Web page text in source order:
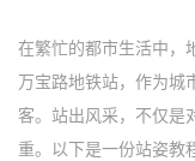
在繁忙的都市生活中，
万宝路地铁站，作为城
客。站出风采，不仅是
重。以下是一份站姿教